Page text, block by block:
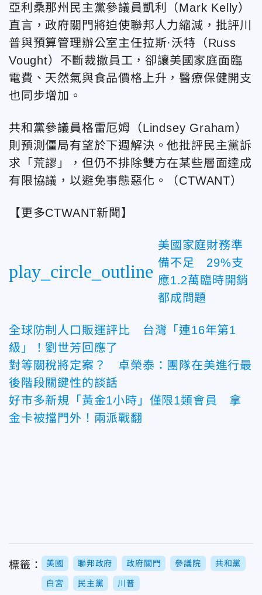
亞利桑那州民主黨參議員凱利（Mark Kelly）
直言，政府關門將迫使聯邦人力縮減，批評川
普與預算管理辦公室主任拉斯·沃特（Russ
Vought）不斷裁撤員工，卻讓美國家庭面臨
電費、天然氣與食品價格上升，醫療保健開支
也同步增加。
共和黨參議員格雷厄姆（Lindsey Graham）
則預測僵局有望於下週解決。他批評民主黨訴
求「荒謬」，但仍不排除雙方在某些層面達成
有限協議，以避免事態惡化。（CTWANT）
【更多CTWANT新聞】
play_circle_outline
美國家庭財務準
備不足 29%支
應1.2萬臨時開銷
都成問題
全球防制人口販運評比 台灣「連16年第1
級」！劉世芳回應了
對等關稅將定案？ 卓榮泰：團隊在美進行最
後階段關鍵性的談話
好市多新規「黃金1小時」僅限1類會員 拿
金卡被擋門外！兩派戰翻
標籤： 美國 聯邦政府 政府關門 參議院 共和黨
白宮 民主黨 川普